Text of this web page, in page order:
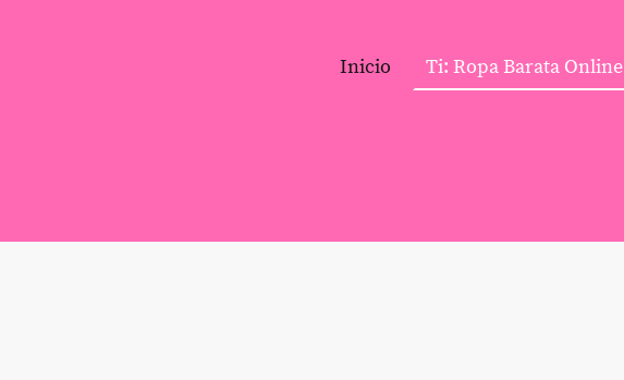
Inicio Ti: Ropa Barata Online